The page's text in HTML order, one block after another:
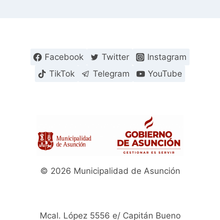
Facebook Twitter
Instagram
TikTok
Telegram YouTube
© 2026 Municipalidad de Asunción
Mcal. López 5556 e/ Capitán Bueno